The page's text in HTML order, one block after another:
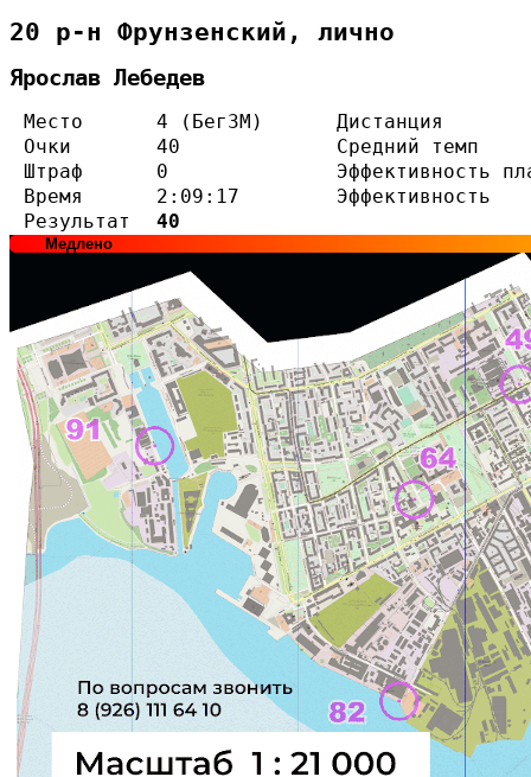
20 р-н Фрунзенский, лично
Ярослав Лебедев
Место 4 (Бег3М)
Дистанция
Очки
40
Средний темп
Штраф
0
Эффективность
Время
2:09:17
Эффективность
Результат
40
Медлено